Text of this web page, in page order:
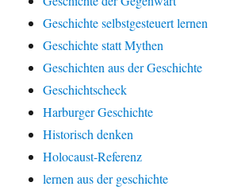
Geschichte selbstgesteuert lernen
Geschichte statt Mythen
Geschichten aus der Geschichte
Geschichtscheck
Harburger Geschichte
Historisch denken
Holocaust-Referenz
lernen aus der geschichte